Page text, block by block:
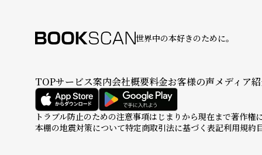
世界中の本好きのために。
TOPサービス案内会社概要料金お客様の声メディア
トラブル防止のための注意事項はじまりから現在まで著作権
本棚の地震対策について特定商取引法に基づく表記利用規約